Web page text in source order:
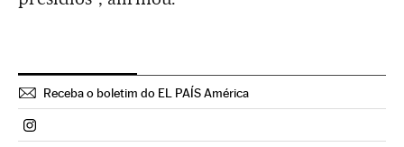
Receba o boletim do EL PAÍS América
Politica El País Brasil en Instagram